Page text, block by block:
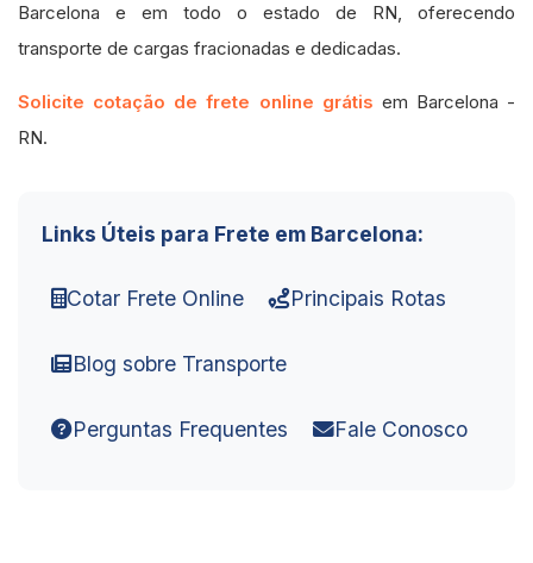
Barcelona e em todo o estado de RN, oferecendo
transporte de cargas fracionadas e dedicadas.
Solicite cotação de frete online grátis em Barcelona -
RN.
Links Úteis para Frete em Barcelona:
Cotar Frete Online Principais Rotas
Blog sobre Transporte
Perguntas Frequentes Fale Conosco